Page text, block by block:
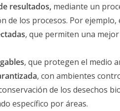
resultados, mediante un
de los procesos. Por
, que permiten una
, que protegen el medio
, con ambientes
de los desechos
específico por áreas.